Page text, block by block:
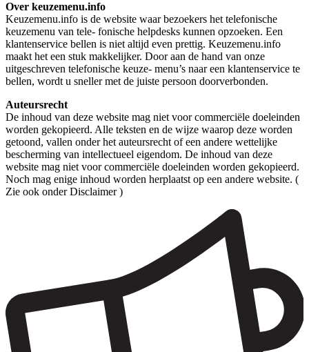
Over keuzemenu.info
Keuzemenu.info is de website waar bezoekers het telefonische
keuzemenu van tele- fonische helpdesks kunnen opzoeken. Een
klantenservice bellen is niet altijd even prettig. Keuzemenu.info
maakt het een stuk makkelijker. Door aan de hand van onze
uitgeschreven telefonische keuze- menu’s naar een klantenservice te
bellen, wordt u sneller met de juiste persoon doorverbonden.
Auteursrecht
De inhoud van deze website mag niet voor commerciële doeleinden
worden gekopieerd. Alle teksten en de wijze waarop deze worden
getoond, vallen onder het auteursrecht of een andere wettelijke
bescherming van intellectueel eigendom. De inhoud van deze
website mag niet voor commerciële doeleinden worden gekopieerd.
Noch mag enige inhoud worden herplaatst op een andere website. (
Zie ook onder Disclaimer )